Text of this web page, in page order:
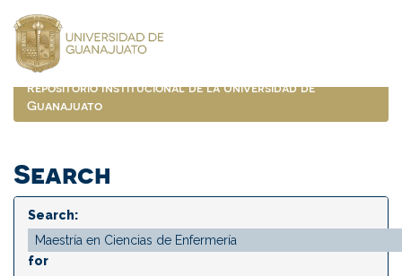
navigation
Repositorio Institucional de la Universidad de
Guanajuato
Search
Search:
for